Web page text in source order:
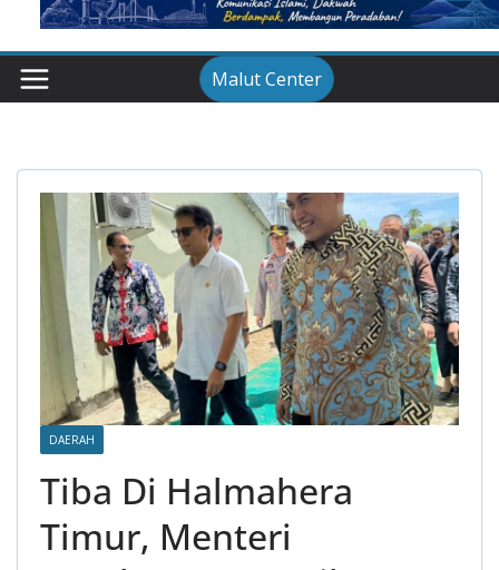
Malut Center
DAERAH
Tiba Di Halmahera
Timur, Menteri